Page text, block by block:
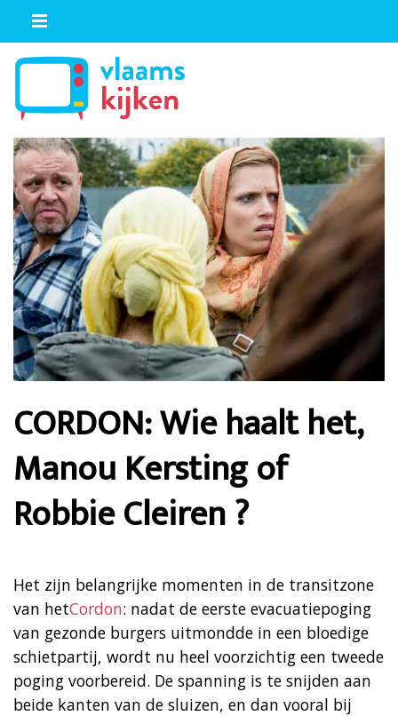
CORDON: Wie haalt het,
Manou Kersting of
Robbie Cleiren ?
Het zijn belangrijke momenten in de transitzone
van hetCordon: nadat de eerste evacuatiepoging
van gezonde burgers uitmondde in een bloedige
schietpartij, wordt nu heel voorzichtig een tweede
poging voorbereid. De spanning is te snijden aan
beide kanten van de sluizen, en dan vooral bij